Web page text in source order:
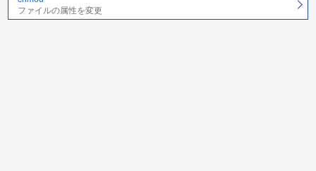
ファイルの属性を変更